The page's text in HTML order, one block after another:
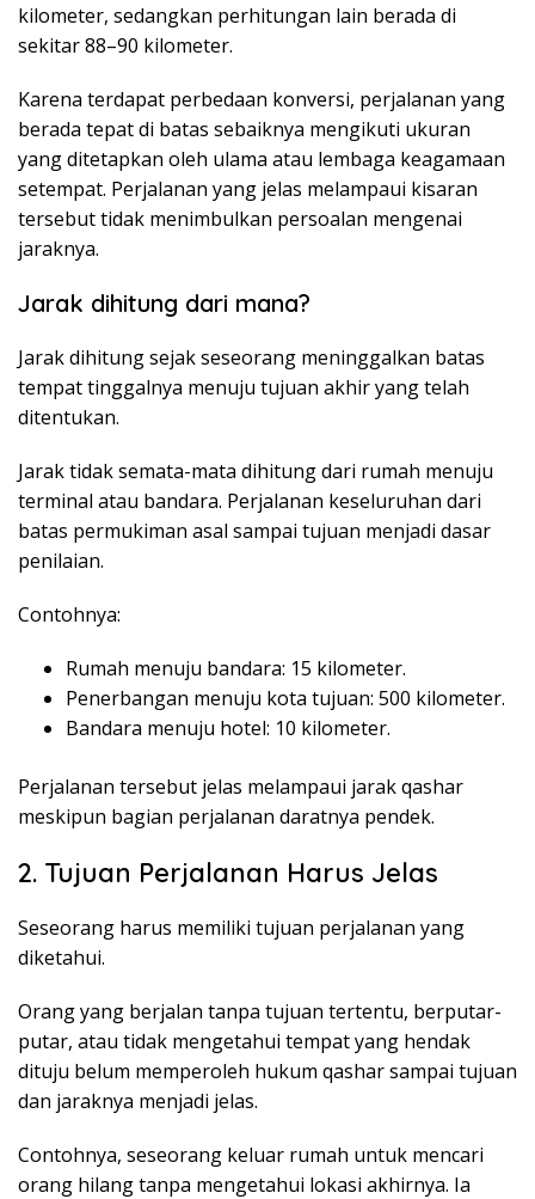
kilometer, sedangkan perhitungan lain berada di
sekitar 88–90 kilometer.
Karena terdapat perbedaan konversi, perjalanan yang
berada tepat di batas sebaiknya mengikuti ukuran
yang ditetapkan oleh ulama atau lembaga keagamaan
setempat. Perjalanan yang jelas melampaui kisaran
tersebut tidak menimbulkan persoalan mengenai
jaraknya.
Jarak dihitung dari mana?
Jarak dihitung sejak seseorang meninggalkan batas
tempat tinggalnya menuju tujuan akhir yang telah
ditentukan.
Jarak tidak semata-mata dihitung dari rumah menuju
terminal atau bandara. Perjalanan keseluruhan dari
batas permukiman asal sampai tujuan menjadi dasar
penilaian.
Contohnya:
Rumah menuju bandara: 15 kilometer.
Penerbangan menuju kota tujuan: 500 kilometer.
Bandara menuju hotel: 10 kilometer.
Perjalanan tersebut jelas melampaui jarak qashar
meskipun bagian perjalanan daratnya pendek.
2. Tujuan Perjalanan Harus Jelas
Seseorang harus memiliki tujuan perjalanan yang
diketahui.
Orang yang berjalan tanpa tujuan tertentu, berputar-
putar, atau tidak mengetahui tempat yang hendak
dituju belum memperoleh hukum qashar sampai tujuan
dan jaraknya menjadi jelas.
Contohnya, seseorang keluar rumah untuk mencari
orang hilang tanpa mengetahui lokasi akhirnya. Ia